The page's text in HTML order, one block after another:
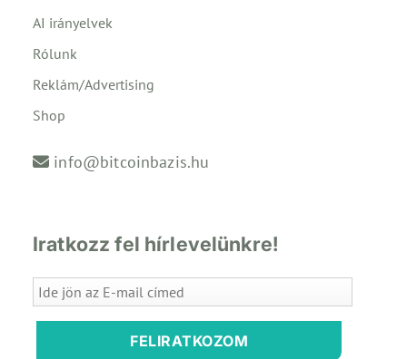
AI irányelvek
Rólunk
Reklám/Advertising
Shop
info@bitcoinbazis.hu
Iratkozz fel hírlevelünkre!
FELIRATKOZOM